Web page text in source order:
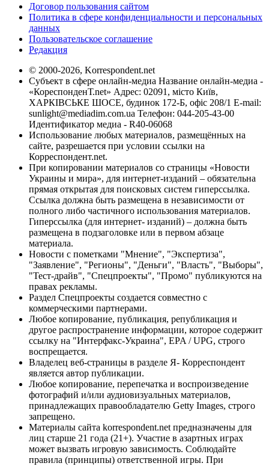
Договор пользования сайтом
Политика в сфере конфиденциальности и персональных
данных
Пользовательское соглашение
Редакция
© 2000-2026, Korrespondent.net
Субъект в сфере онлайн-медиа Название онлайн-медиа -
«КореспонденТ.net» Адрес: 02091, місто Київ,
ХАРКІВСЬКЕ ШОСЕ, будинок 172-Б, офіс 208/1 E-mail:
sunlight@mediadim.com.ua Телефон: 044-205-43-00
Идентификатор медиа - R40-06068
Использование любых материалов, размещённых на
сайте, разрешается при условии ссылки на
Корреспондент.net.
При копировании материалов со страницы «Новости
Украины и мира», для интернет-изданий – обязательна
прямая открытая для поисковых систем гиперссылка.
Ссылка должна быть размещена в независимости от
полного либо частичного использования материалов.
Гиперссылка (для интернет- изданий) – должна быть
размещена в подзаголовке или в первом абзаце
материала.
Новости с пометками "Мнение", "Экспертиза",
"Заявление", "Регионы", "Деньги", "Власть", "Выборы",
"Тест-драйв", "Спецпроекты", "Промо" публикуются на
правах рекламы.
Раздел Спецпроекты создается совместно с
коммерческими партнерами.
Любое копирование, публикация, републикация и
другое распространение информации, которое содержит
ссылку на "Интерфакс-Украина", EPA / UPG, строго
воспрещается.
Владелец веб-страницы в разделе Я- Корреспондент
является автор публикации.
Любое копирование, перепечатка и воспроизведение
фотографий и/или аудиовизуальных материалов,
принадлежащих правообладателю Getty Images, строго
запрещено.
Материалы сайта korrespondent.net предназначены для
лиц старше 21 года (21+). Участие в азартных играх
может вызвать игровую зависимость. Соблюдайте
правила (принципы) ответственной игры. При